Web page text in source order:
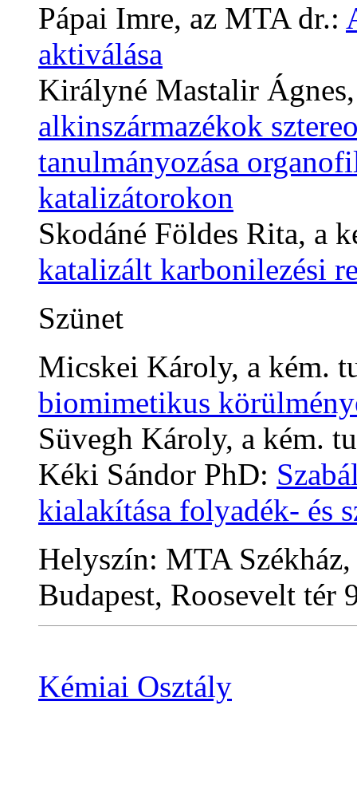
Pápai Imre, az MTA dr.:
aktiválása
Királyné Mastalir
alkinszármazékok
tanulmányozása
katalizátorokon
Skodáné Földes Rita, a
katalizált karbonilezési
Szünet
Micskei Károly, a kém.
biomimetikus
Süvegh Károly, a kém.
Kéki Sándor PhD:
kialakítása folyadék- és
Helyszín: MTA
Budapest, Roosevelt tér
Kémiai Osztály